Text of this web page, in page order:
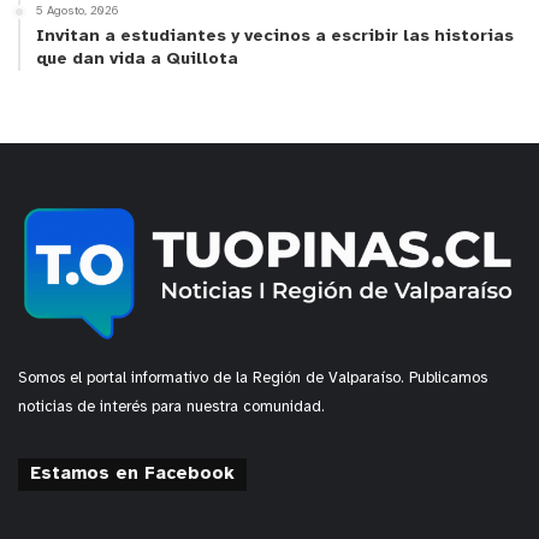
5 Agosto, 2026
Invitan a estudiantes y vecinos a escribir las historias
que dan vida a Quillota
Somos el portal informativo de la Región de Valparaíso. Publicamos
noticias de interés para nuestra comunidad.
Estamos en Facebook